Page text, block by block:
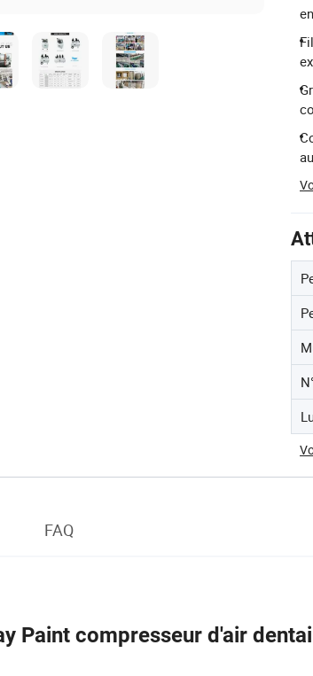
FAQ
Paint compresseur d'air